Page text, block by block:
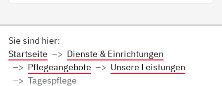
Sie sind hier:
Startseite
Dienste & Einrichtungen
Pflegeangebote
Unsere Leistungen
Tagespflege